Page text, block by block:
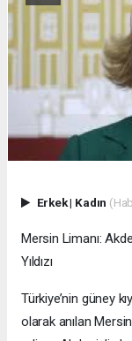
Erkek| Kadın
Mersin Limanı:
Yıldızı
Türkiye’nin güney
olarak anılan